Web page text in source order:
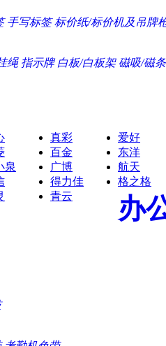
手写标签 标价纸/标价机及吊牌
绳 指示牌 白板/白板架 磁吸/磁条
真彩
爱好
百金
东洋
泉 广博
航天
得力佳
格之格
青云 办